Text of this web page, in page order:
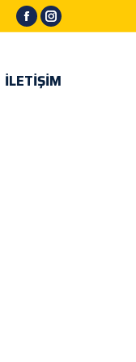
FacebookInstagram
İLETİŞİM